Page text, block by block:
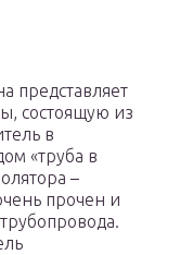
представляет
состоящую из
в
«труба в
–
прочен и